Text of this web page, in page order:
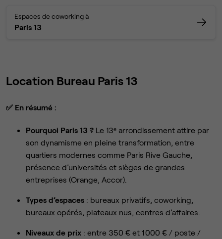
Espaces de coworking à
Paris 13
Location Bureau Paris 13
✅ En résumé :
Pourquoi Paris 13 ? Le 13ᵉ arrondissement attire par
son dynamisme en pleine transformation, entre
quartiers modernes comme Paris Rive Gauche,
présence d’universités et sièges de grandes
entreprises (Orange, Accor).
Types d’espaces : bureaux privatifs, coworking,
bureaux opérés, plateaux nus, centres d’affaires.
Niveaux de prix : entre 350 € et 1 000 € / poste /